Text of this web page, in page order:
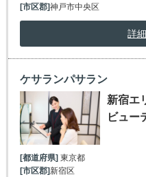
[市区郡]神戸市中央区
詳
ケサランパサラン
新宿エ
ビュー
[都道府県] 東京都
[市区郡]新宿区